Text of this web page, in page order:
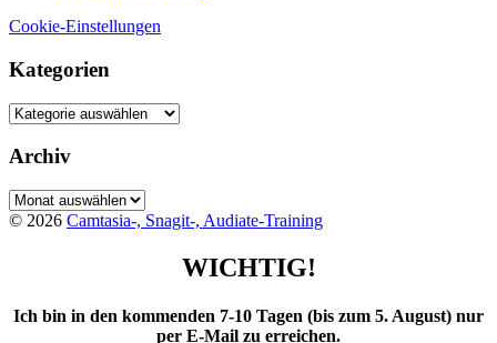
Cookie-Einstellungen
Kategorien
Kategorien
Archiv
Archiv
© 2026 Camtasia-, Snagit-, Audiate-Training
WICHTIG!
Ich bin in den kommenden 7-10 Tagen (bis zum 5. August) nur
per E-Mail zu erreichen.